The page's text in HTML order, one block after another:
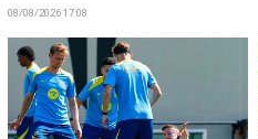
08/08/2026 17:08